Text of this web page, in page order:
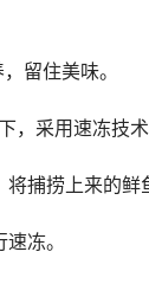
留住美味。
采用速冻技术
捕捞上来的鲜
冻。